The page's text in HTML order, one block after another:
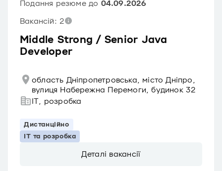
Middle Strong / Senior Java
Developer
Подання резюме до 04.09.2026
Вакансій: 2
область Дніпропетровська, місто Дніпро,
вулиця Набережна Перемоги, будинок 32
IT, розробка
Дистанційно
IT та розробка
Деталі вакансії